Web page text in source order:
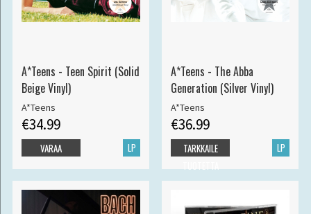
A*Teens - Teen Spirit (Solid
Beige Vinyl)
A*Teens
€34.99
LP
VARAA
A*Teens - The Abba
Generation (Silver Vinyl)
A*Teens
€36.99
LP
TARKKAILE